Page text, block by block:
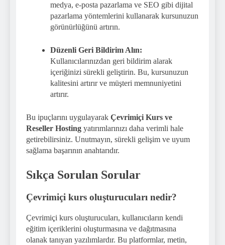
medya, e-posta pazarlama ve SEO gibi dijital
pazarlama yöntemlerini kullanarak kursunuzun
görünürlüğünü artırın.
Düzenli Geri Bildirim Alın:
Kullanıcılarınızdan geri bildirim alarak
içeriğinizi sürekli geliştirin. Bu, kursunuzun
kalitesini artırır ve müşteri memnuniyetini
artırır.
Bu ipuçlarını uygulayarak Çevrimiçi Kurs ve
Reseller Hosting yatırımlarınızı daha verimli hale
getirebilirsiniz. Unutmayın, sürekli gelişim ve uyum
sağlama başarının anahtarıdır.
Sıkça Sorulan Sorular
Çevrimiçi kurs oluşturucuları nedir?
Çevrimiçi kurs oluşturucuları, kullanıcıların kendi
eğitim içeriklerini oluşturmasına ve dağıtmasına
olanak tanıyan yazılımlardır. Bu platformlar, metin,